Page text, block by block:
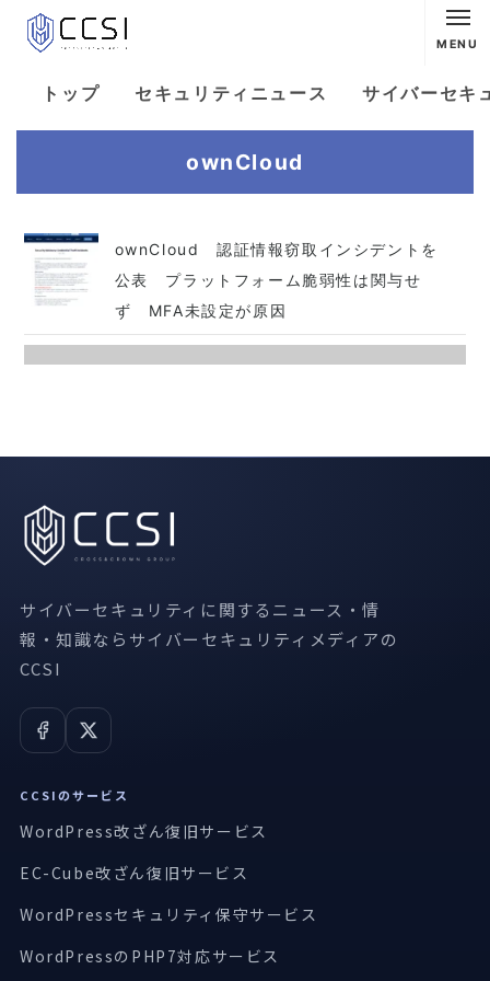
MENU
トップ セキュリティニュース サイバーセキ
ownCloud
ownCloud 認証情報窃取インシデントを
公表 プラットフォーム脆弱性は関与せ
ず MFA未設定が原因
サイバーセキュリティに関するニュース・情
報・知識ならサイバーセキュリティメディアの
CCSI
CCSIのサービス
WordPress改ざん復旧サービス
EC-Cube改ざん復旧サービス
WordPressセキュリティ保守サービス
WordPressのPHP7対応サービス